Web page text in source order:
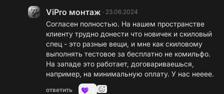
ViPro монтаж · 23.06.2024
Согласен полностью. На нашем пространстве
клиенту трудно донести что новичек и скиловый
спец - это разные вещи, и мне как скиловому
выполнять тестовое за бесплатно не комильфо.
На западе это работает, договариваешься,
например, на минимальную оплату. У нас нееее.
ответить